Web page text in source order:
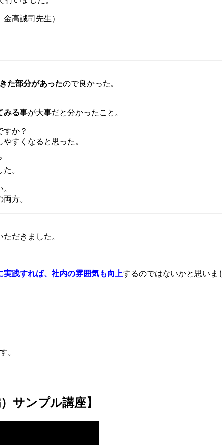
金高誠司先生）
た部分があったので良かった。
みる事が大事だと分かったこと。
すか？
やすくなると思った。
。
両方。
だきました。
践すれば、社内の雰囲気も向上するのではないかと思いま
。
サンプル講座】